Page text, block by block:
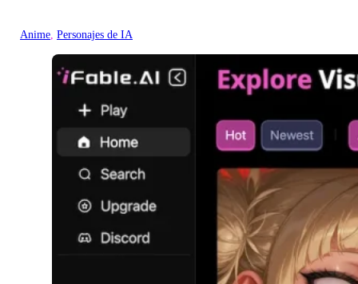
Anime, Personajes de IA